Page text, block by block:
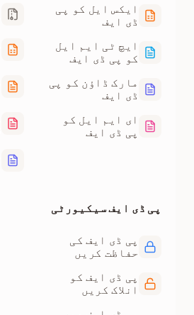
ایکس ایل کو پی
ڈی ایف
ایچ ٹی ایم ایل
کو پی ڈی ایف
مارک ڈاؤن کو پی
ڈی ایف
ای ایم ایل کو
پی ڈی ایف
پی ڈی ایف سیکیورٹی
پی ڈی ایف کی
حفاظت کریں
پی ڈی ایف کو
انلاک کریں